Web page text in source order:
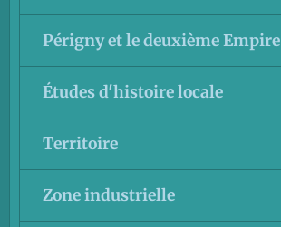
Périgny et le deuxième Empire
Études d'histoire locale
Territoire
Zone industrielle